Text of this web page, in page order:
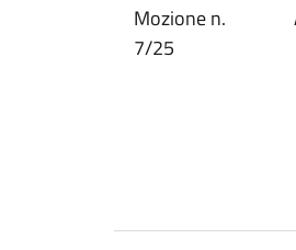
Mozione n.
7/25